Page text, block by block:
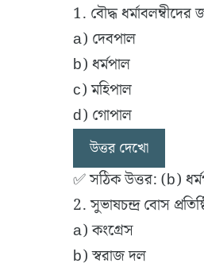
1. বৌদ্ধ
a) দেবপাল
b) ধর্মপাল
c) মহিপাল
d) গোপাল
উত্তর দেখো
✅ সঠিক উত্তর: (b)
2. সুভাষচন্দ্র বোস
a) কংগ্রেস
b) স্বরাজ দল